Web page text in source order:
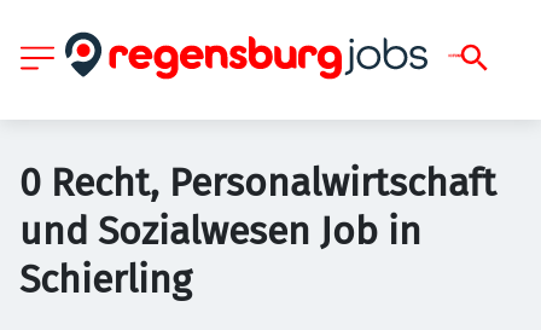
0 Recht, Personalwirtschaft
und Sozialwesen Job in
Schierling